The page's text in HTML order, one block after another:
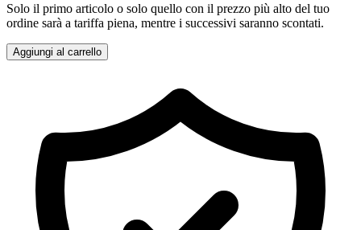
Solo il primo articolo o solo quello con il prezzo più alto del tuo
ordine sarà a tariffa piena, mentre i successivi saranno scontati.
Aggiungi al carrello